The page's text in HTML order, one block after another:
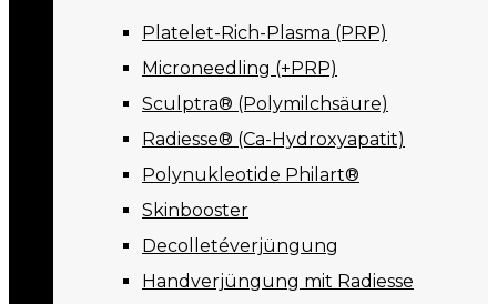
Platelet-Rich-Plasma (PRP)
Microneedling (+PRP)
Sculptra® (Polymilchsäure)
Radiesse® (Ca-Hydroxyapatit)
Polynukleotide Philart®
Skinbooster
Decolletéverjüngung
Handverjüngung mit Radiesse